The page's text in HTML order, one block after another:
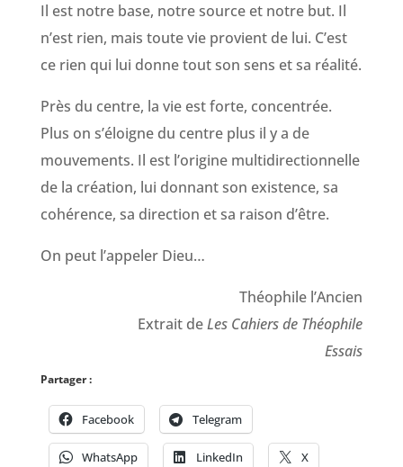
Il est notre base, notre source et notre but. Il
n’est rien, mais toute vie provient de lui. C’est
ce rien qui lui donne tout son sens et sa réalité.
Près du centre, la vie est forte, concentrée.
Plus on s’éloigne du centre plus il y a de
mouvements. Il est l’origine multidirectionnelle
de la création, lui donnant son existence, sa
cohérence, sa direction et sa raison d’être.
On peut l’appeler Dieu…
Théophile l’Ancien
Extrait deLes Cahiers de Théophile
Essais
Partager :
Facebook Telegram
WhatsApp LinkedIn X